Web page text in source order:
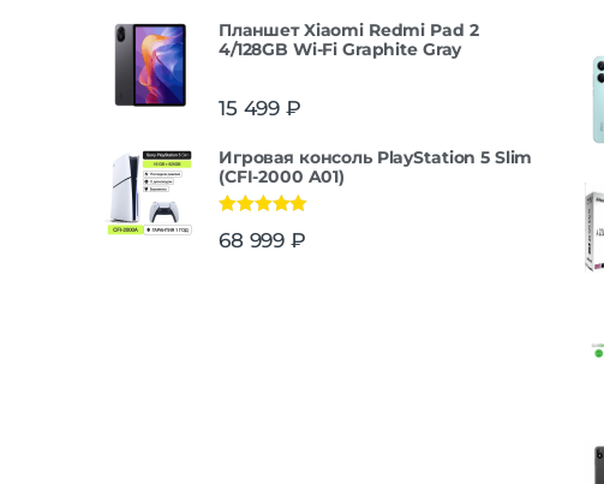
Планшет Xiaomi Redmi Pad 2
4/128GB Wi-Fi Graphite Gray
15 499 ₽
Игровая консоль PlayStation 5 Slim
(CFI-2000 A01)
из 5
68 999 ₽